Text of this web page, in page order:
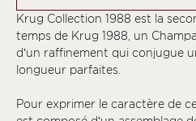
Krug Collection 1988 est la
temps de Krug 1988, un
d’un raffinement qui conjugue
longueur parfaites.
Pour exprimer le caractère de